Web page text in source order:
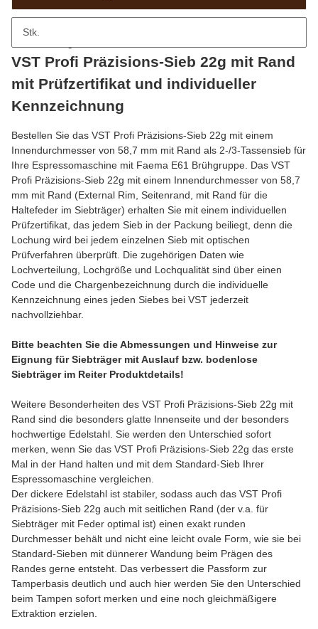
Stk.
VST Profi Präzisions-Sieb 22g mit Rand
mit Prüfzertifikat und individueller
Kennzeichnung
Bestellen Sie das VST Profi Präzisions-Sieb 22g mit einem
Innendurchmesser von 58,7 mm mit Rand als 2-/3-Tassensieb für
Ihre Espressomaschine mit Faema E61 Brühgruppe. Das VST
Profi Präzisions-Sieb 22g mit einem Innendurchmesser von 58,7
mm mit Rand (External Rim, Seitenrand, mit Rand für die
Haltefeder im Siebträger) erhalten Sie mit einem individuellen
Prüfzertifikat, das jedem Sieb in der Packung beiliegt, denn die
Lochung wird bei jedem einzelnen Sieb mit optischen
Prüfverfahren überprüft. Die zugehörigen Daten wie
Lochverteilung, Lochgröße und Lochqualität sind über einen
Code und die Chargenbezeichnung durch die individuelle
Kennzeichnung eines jeden Siebes bei VST jederzeit
nachvollziehbar.
Bitte beachten Sie die Abmessungen und Hinweise zur
Eignung für Siebträger mit Auslauf bzw. bodenlose
Siebträger im Reiter Produktdetails!
Weitere Besonderheiten des VST Profi Präzisions-Sieb 22g mit
Rand sind die besonders glatte Innenseite und der besonders
hochwertige Edelstahl. Sie werden den Unterschied sofort
merken, wenn Sie das VST Profi Präzisions-Sieb 22g das erste
Mal in der Hand halten und mit dem Standard-Sieb Ihrer
Espressomaschine vergleichen.
Der dickere Edelstahl ist stabiler, sodass auch das VST Profi
Präzisions-Sieb 22g auch mit seitlichen Rand (der v.a. für
Siebträger mit Feder optimal ist) einen exakt runden
Durchmesser behält und nicht eine leicht ovale Form, wie sie bei
Standard-Sieben mit dünnerer Wandung beim Prägen des
Randes gerne entsteht. Das verbessert die Passform zur
Tamperbasis deutlich und auch hier werden Sie den Unterschied
beim Tampen sofort merken und eine noch gleichmäßigere
Extraktion erzielen.